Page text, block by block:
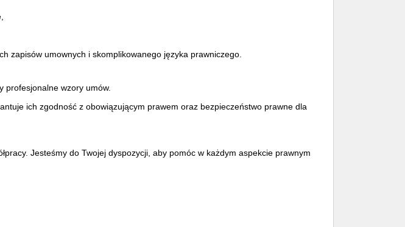
zapisów umownych i skomplikowanego języka prawniczego.
profesjonalne wzory umów.
ich zgodność z obowiązującym prawem oraz bezpieczeństwo prawne dla
Jesteśmy do Twojej dyspozycji, aby pomóc w każdym aspekcie prawnym